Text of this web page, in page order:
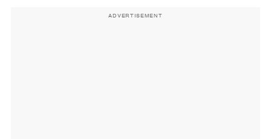
ADVERTISEMENT